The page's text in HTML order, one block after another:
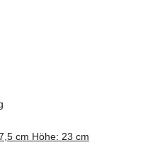
cm Höhe: 23 cm